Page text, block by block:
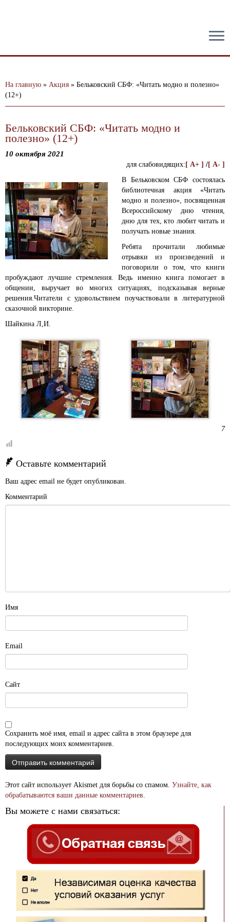
На главную » Акция » Бельковский СБФ: «Читать модно и полезно»
(12+)
Бельковский СБФ: «Читать модно и
полезно» (12+)
10 октября 2021
для слабовидящих: [ A+ ] /[ A- ]
В Бельковском СБФ состоялась
библиотечная акция «Читать
модно и полезно», посвященная
Всероссийскому дню чтения,
дню для тех, кто любит читать и
получать новые знания.
Ребята прочитали любимые
отрывки из произведений и
поговорили о том, что книги
пробуждают лучшие стремления. Ведь именно книга помогает в
общении, выручает во многих ситуациях, подсказывая верные
решения.Читатели с удовольствием поучаствовали в литературной
сказочной викторине.
Шайкина Л,И.
7
Оставьте комментарий
Ваш адрес email не будет опубликован.
Комментарий
Имя
Email
Сайт
Сохранить моё имя, email и адрес сайта в этом браузере для
последующих моих комментариев.
Этот сайт использует Akismet для борьбы со спамом. Узнайте, как
обрабатываются ваши данные комментариев.
Вы можете с нами связаться: